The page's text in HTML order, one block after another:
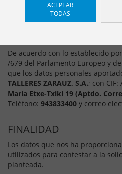
POLÍTICA DE
De acuerdo con lo establecido
/679 del Parlamento Europeo y
que los datos personales
TALLERES ZARAUZ, S.A.; con
Maria Etxe-Txiki 19 (Aptdo.
Teléfono: 943833400 y correo
FINALIDAD
Los datos que nos ha
utilizados para contestar a la
planteada.
ACEPTAR
TODAS